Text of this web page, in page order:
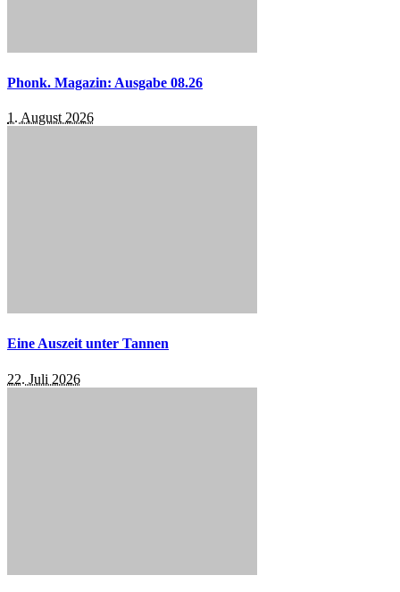
Phonk. Magazin: Ausgabe 08.26
1. August 2026
Eine Auszeit unter Tannen
22. Juli 2026